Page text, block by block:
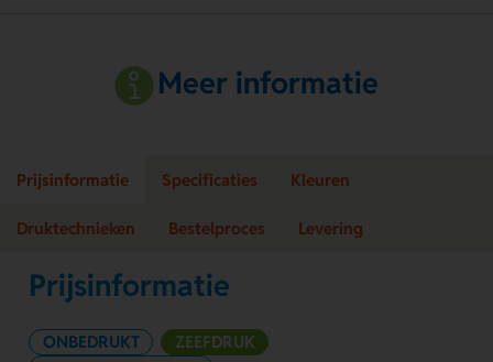
Meer informatie
Prijsinformatie Specificaties Kleuren
Druktechnieken Bestelproces Levering
Prijsinformatie
ONBEDRUKT
ZEEFDRUK